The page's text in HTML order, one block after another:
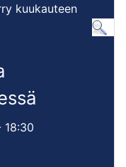
kuukauteen
18:30